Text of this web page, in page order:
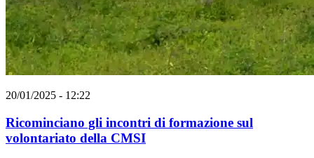
20/01/2025 - 12:22
Ricominciano gli incontri di formazione sul
volontariato della CMSI